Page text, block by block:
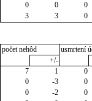
0 0
0
3 3 0
počet nehôd
usmrtení
+/-
7 1
0
0 -3
0
0 -2
0